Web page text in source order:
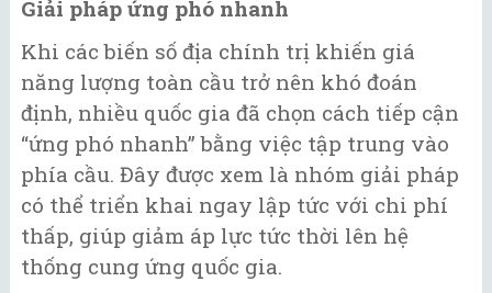
Giải pháp ứng phó nhanh
Khi các biến số địa chính trị khiến giá
năng lượng toàn cầu trở nên khó đoán
định, nhiều quốc gia đã chọn cách tiếp cận
“ứng phó nhanh” bằng việc tập trung vào
phía cầu. Đây được xem là nhóm giải pháp
có thể triển khai ngay lập tức với chi phí
thấp, giúp giảm áp lực tức thời lên hệ
thống cung ứng quốc gia.